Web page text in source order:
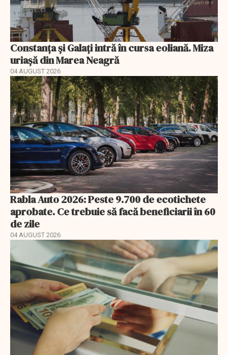
Constanța și Galați intră în cursa eoliană. Miza
uriașă din Marea Neagră
04 AUGUST 2026
Rabla Auto 2026: Peste 9.700 de ecotichete
aprobate. Ce trebuie să facă beneficiarii în 60
de zile
04 AUGUST 2026